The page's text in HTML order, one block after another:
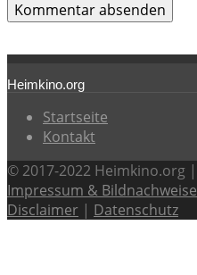
Heimkino.org
Startseite
Kontakt
© 2017-2022 Heimkino.org |
Impressum & Bildnachweise
Disclaimer | Datenschutz